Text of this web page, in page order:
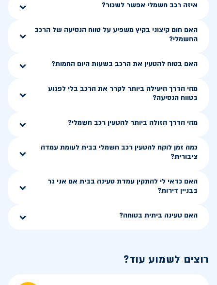
איזה רכב חשמלי אפשר לשכור?
האם חום קיצוני בקיץ משפיע על טווח הנסיעה של הרכב
החשמלי?
האם בטוח להטעין את הרכב בשעות היום החמות?
מהי הדרך היעילה ביותר לקרר את הרכב בלי לפגוע
בטווח הנסיעה?
מהי הדרך הזולה ביותר להטעין רכב חשמלי?
כמה זמן לוקח להטעין רכב חשמלי בבית לעומת עמדה
ציבורית?
האם כדאי לי להתקין עמדת טעינה בבית אם אני גר
בבניין דירות?
האם טעינה ביתית בטוחה?
רוצים לשמוע עוד?